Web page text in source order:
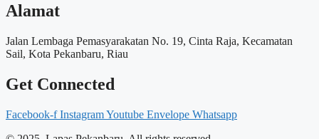
Alamat
Jalan Lembaga Pemasyarakatan No. 19, Cinta Raja, Kecamatan
Sail, Kota Pekanbaru, Riau
Get Connected
Facebook-f InstagramYoutube Envelope Whatsapp